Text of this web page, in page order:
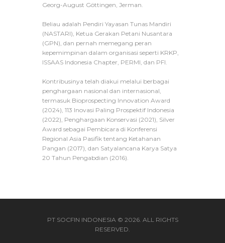
Georg-August Göttingen, Jerman.
Beliau adalah Pendiri Yayasan Tunas Mandiri
(NASTARI), Ketua Gerakan Petani Nusantara
(GPN), dan pernah memegang peran
kepemimpinan dalam organisasi seperti KRKP,
ISSAAS Indonesia Chapter, PERMI, dan PFI.
Kontribusinya telah diakui melalui berbagai
penghargaan nasional dan internasional,
termasuk Bioprospecting Innovation Award
(2024), 113 Inovasi Paling Prospektif Indonesia
(2022), Penghargaan Konservasi (2021), Silver
Award sebagai Pembicara di Konferensi
Regional Asia Pasifik tentang Ketahanan
Pangan (2017), dan Satyalancana Karya Satya
20 Tahun Pengabdian (2016).
PT SOCFIN INDONESIA © 2026. ALL RIGHTS
RESERVED.